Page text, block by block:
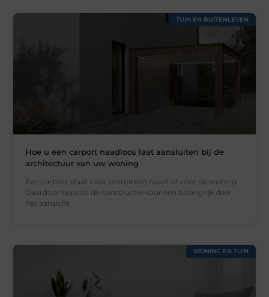
TUIN EN BUITENLEVEN
Hoe u een carport naadloos laat aansluiten bij de
architectuur van uw woning
Een carport staat vaak prominent naast of voor de woning.
Daardoor bepaalt de constructie voor een belangrijk deel
het aanzicht
WONING EN TUIN